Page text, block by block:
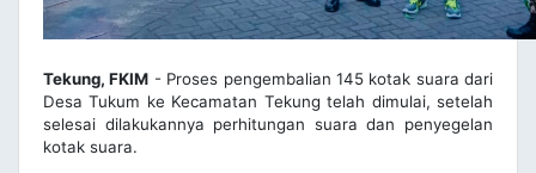
Tekung, FKIM - Proses pengembalian 145 kotak suara dari
Desa Tukum ke Kecamatan Tekung telah dimulai, setelah
selesai dilakukannya perhitungan suara dan penyegelan
kotak suara.